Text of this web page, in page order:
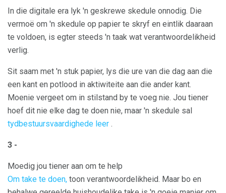
In die digitale era lyk 'n geskrewe skedule onnodig. Die
vermoë om 'n skedule op papier te skryf en eintlik daaraan
te voldoen, is egter steeds 'n taak wat verantwoordelikheid
verlig.
Sit saam met 'n stuk papier, lys die ure van die dag aan die
een kant en potlood in aktiwiteite aan die ander kant.
Moenie vergeet om in stilstand by te voeg nie. Jou tiener
hoef dit nie elke dag te doen nie, maar 'n skedule sal
tydbestuursvaardighede leer .
3 -
Moedig jou tiener aan om te help
Om take te doen, toon verantwoordelikheid. Maar bo en